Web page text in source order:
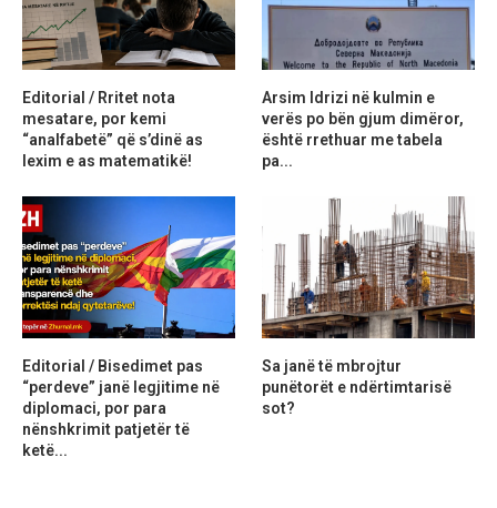
Editorial / Rritet nota
mesatare, por kemi
“analfabetë” që s’dinë as
lexim e as matematikë!
Arsim Idrizi në kulmin e
verës po bën gjum dimëror,
është rrethuar me tabela
pa...
Editorial / Bisedimet pas
“perdeve” janë legjitime në
diplomaci, por para
nënshkrimit patjetër të
ketë...
Sa janë të mbrojtur
punëtorët e ndërtimtarisë
sot?